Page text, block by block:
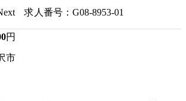
求人番号：G08-8953-01
円
市